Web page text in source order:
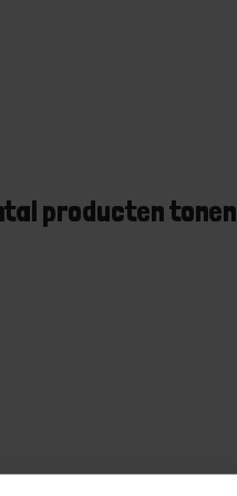
producten tonen